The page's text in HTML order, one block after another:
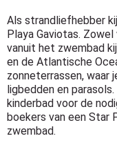
Als strandliefhebber
Playa Gaviotas.
vanuit het zwembad
en de Atlantische
zonneterrassen, waar
ligbedden en
kinderbad voor de
boekers van een Star
zwembad.